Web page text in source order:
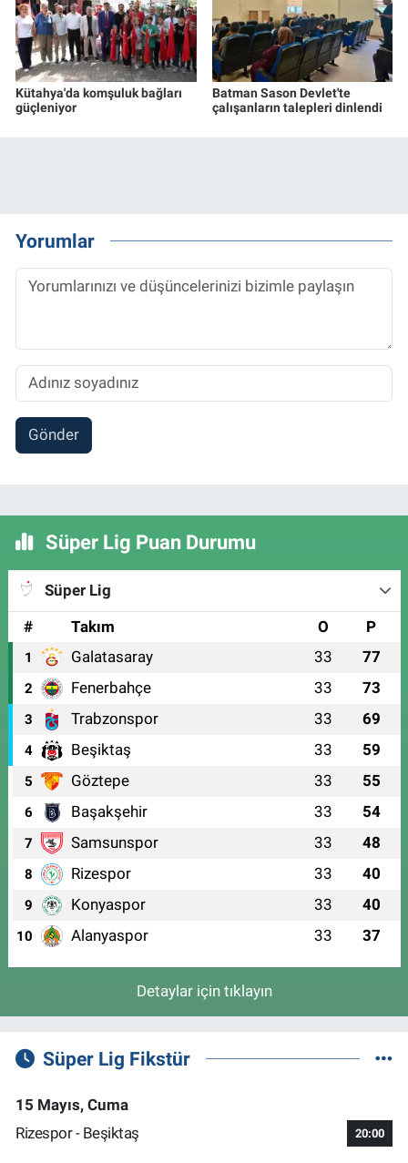
Kütahya'da komşuluk bağları
güçleniyor
Batman Sason Devlet'te
çalışanların talepleri dinlendi
Yorumlar
Gönder
Süper Lig Puan Durumu
Süper Lig
#
Takım O P
1 Galatasaray 33 77
2 Fenerbahçe 33 73
3 Trabzonspor 33 69
4 Beşiktaş 33 59
5 Göztepe 33 55
6 Başakşehir 33 54
7 Samsunspor 33 48
8 Rizespor 33 40
9 Konyaspor 33 40
10 Alanyaspor 33 37
Detaylar için tıklayın
Süper Lig Fikstür
15 Mayıs, Cuma
Rizespor - Beşiktaş
20:00